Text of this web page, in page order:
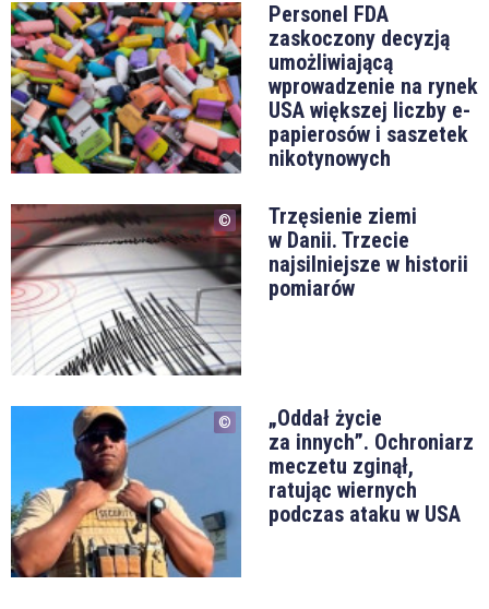
Personel FDA
zaskoczony decyzją
umożliwiającą
wprowadzenie na rynek
USA większej liczby e-
papierosów i saszetek
nikotynowych
Trzęsienie ziemi
w Danii. Trzecie
najsilniejsze w historii
pomiarów
„Oddał życie
za innych”. Ochroniarz
meczetu zginął,
ratując wiernych
podczas ataku w USA